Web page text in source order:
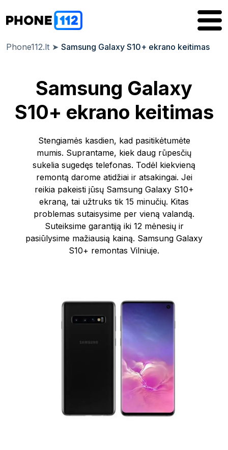
Phone112.lt ➤ Samsung Galaxy S10+ ekrano keitimas
Samsung Galaxy
S10+ ekrano keitimas
Stengiamės kasdien, kad pasitikėtumėte
mumis. Suprantame, kiek daug rūpesčių
sukelia sugedęs telefonas. Todėl kiekvieną
remontą darome atidžiai ir atsakingai. Jei
reikia pakeisti jūsų Samsung Galaxy S10+
ekraną, tai užtruks tik 15 minučių. Kitas
problemas sutaisysime per vieną valandą.
Suteiksime garantiją iki 12 mėnesių ir
pasiūlysime mažiausią kainą. Samsung Galaxy
S10+ remontas Vilniuje.